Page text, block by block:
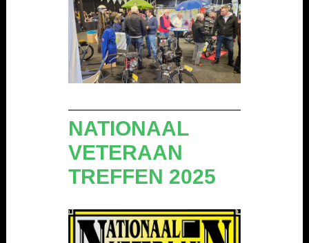
NATIONAAL
VETERAAN
TREFFEN 2025